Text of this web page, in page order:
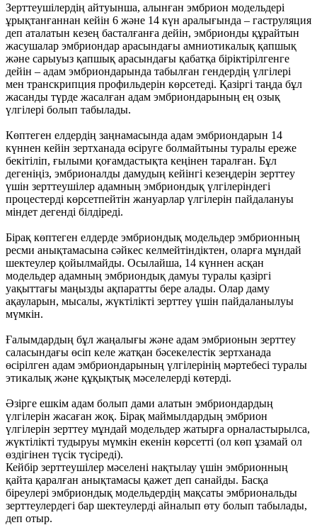
Зерттеушілердің айтуынша, алынған эмбрион модельдері
ұрықтанғаннан кейін 6 және 14 күн аралығында – гаструляция
деп аталатын кезең басталғанға дейін, эмбрионды құрайтын
жасушалар эмбриондар арасындағы амниотикалық қапшық
және сарыуыз қапшық арасындағы қабатқа біріктірілгенге
дейін – адам эмбриондарында табылған гендердің үлгілері
мен транскрипция профильдерін көрсетеді. Қазіргі таңда бұл
жасанды түрде жасалған адам эмбриондарының ең озық
үлгілері болып табылады.
Көптеген елдердің заңнамасында адам эмбриондарын 14
күннен кейін зертханада өсіруге болмайтыны туралы ереже
бекітіліп, ғылыми қоғамдастықта кеңінен таралған. Бұл
дегеніңіз, эмбрионалды дамудың кейінгі кезеңдерін зерттеу
үшін зерттеушілер адамның эмбриондық үлгілеріндегі
процестерді көрсетпейтін жануарлар үлгілерін пайдалануы
міндет дегенді білдіреді.
Бірақ көптеген елдерде эмбриондық модельдер эмбрионның
ресми анықтамасына сәйкес келмейтіндіктен, оларға мұндай
шектеулер қойылмайды. Осылайша, 14 күннен асқан
модельдер адамның эмбриондық дамуы туралы қазіргі
уақыттағы маңызды ақпаратты бере алады. Олар даму
ақауларын, мысалы, жүктілікті зерттеу үшін пайдаланылуы
мүмкін.
Ғалымдардың бұл жаңалығы және адам эмбрионын зерттеу
саласындағы өсіп келе жатқан бәсекелестік зертханада
өсірілген адам эмбриондарының үлгілерінің мәртебесі туралы
этикалық және құқықтық мәселелерді көтерді.
Әзірге ешкім адам болып дами алатын эмбриондардың
үлгілерін жасаған жоқ. Бірақ маймылдардың эмбрион
үлгілерін зерттеу мұндай модельдер жатырға орналастырылса,
жүктілікті тудыруы мүмкін екенін көрсетті (ол көп ұзамай ол
өздігінен түсік түсіреді).
Кейбір зерттеушілер мәселені нақтылау үшін эмбрионның
қайта қаралған анықтамасы қажет деп санайды. Басқа
біреулері эмбриондық модельдердің мақсаты эмбриональды
зерттеулердегі бар шектеулерді айналып өту болып табылады,
деп отыр.